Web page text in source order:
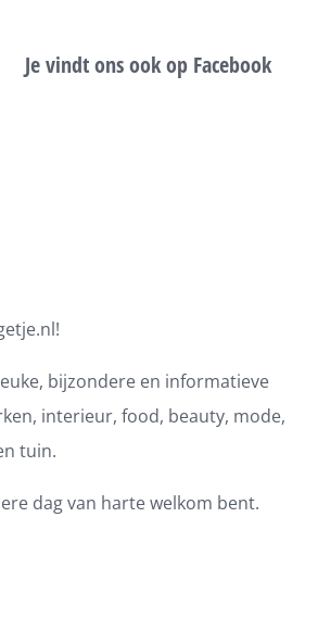
Je vindt ons ook op Facebook
bijzondere en informatieve
interieur, food, beauty, mode,
tuin.
dag van harte welkom bent.